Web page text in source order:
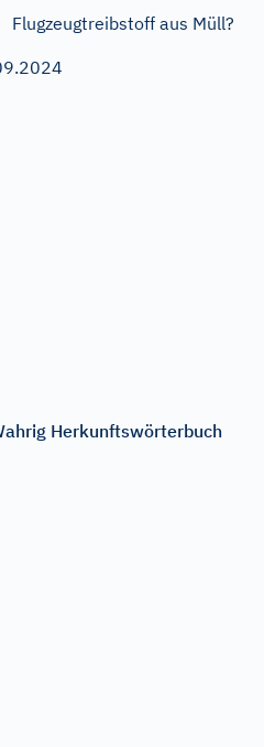
Flugzeugtreibstoff aus Müll?
Herkunftswörterbuch